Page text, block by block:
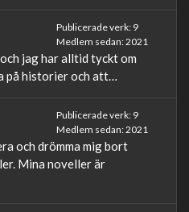
Publicerade verk: 9
Medlem sedan: 2021
jag har alltid tyckt om
på historier och att…
Publicerade verk: 9
Medlem sedan: 2021
och drömma mig bort
Mina noveller är